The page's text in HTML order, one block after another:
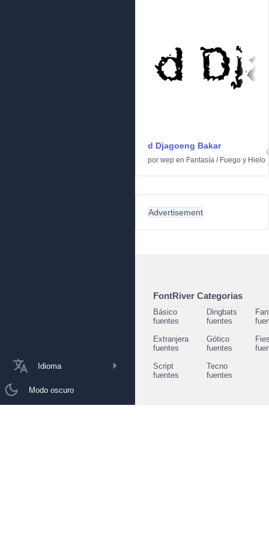
Idioma
Modo oscuro
d Djagoeng Bakar
por wep en Fantasía / Fuego y Hielo
Advertisement
FontRiver Categorias
Básico
fuentes
Dingbats
fuentes
Extranjera
fuentes
Gótico
fuentes
Script
fuentes
Tecno
fuentes